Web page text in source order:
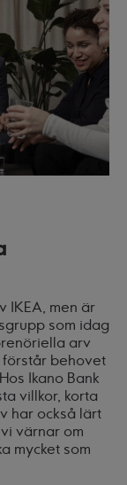
IKEA, men är
som idag
arv
behovet
Ikano Bank
villkor, korta
har också lärt
värnar om
mycket som